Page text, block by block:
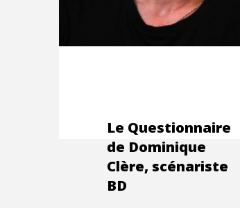
Le Questionnaire
de Dominique
Clère, scénariste
BD